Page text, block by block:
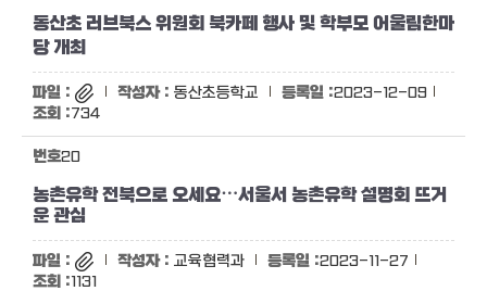
동산초 러브북스 위원회 북카페 행사 및 학부모 어울림한마
당 개최
동산초등학교
2023-12-09
734
20
농촌유학 전북으로 오세요⋯서울서 농촌유학 설명회 뜨거
운 관심
교육협력과
2023-11-27
1131